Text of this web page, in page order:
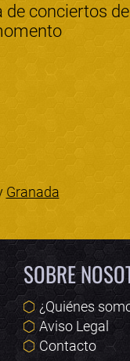
de conciertos de
Granada
SOBRE
¿Quiénes
Aviso Legal
Contacto